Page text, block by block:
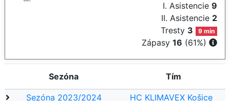
I. Asistencie 9
II. Asistencie 2
Tresty 3 9 min
Zápasy 16 (61%)
Sezóna Tím
Sezóna 2023/2024
HC KLIMAVEX Košice